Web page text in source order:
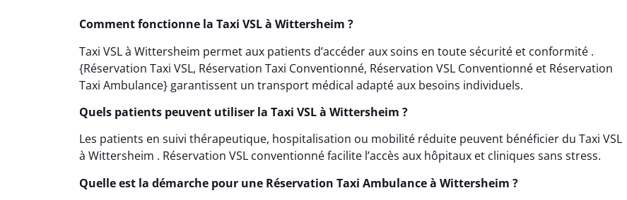
Comment fonctionne la Taxi VSL à Wittersheim ?
Taxi VSL à Wittersheim permet aux patients d’accéder aux soins en toute sécurité et conformité .
{Réservation Taxi VSL, Réservation Taxi Conventionné, Réservation VSL Conventionné et Réservation
Taxi Ambulance} garantissent un transport médical adapté aux besoins individuels.
Quels patients peuvent utiliser la Taxi VSL à Wittersheim ?
Les patients en suivi thérapeutique, hospitalisation ou mobilité réduite peuvent bénéficier du Taxi VSL
à Wittersheim . Réservation VSL conventionné facilite l’accès aux hôpitaux et cliniques sans stress.
Quelle est la démarche pour une Réservation Taxi Ambulance à Wittersheim ?